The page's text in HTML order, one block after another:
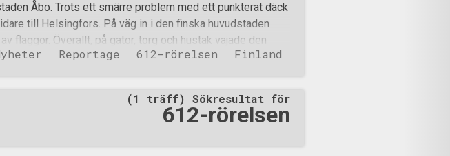
Åbo. Trots ett smärre problem med ett punkterat däck
till Helsingfors. På väg in i den finska huvudstaden
flaggor. Överallt, på gator, torg och hustak vajade den
i vinden och i fönsterna stod små ljus till minne av de som
den dekadenta homolobbyn förpestar staden varje sommar.
några gånger lyckades vi till slut hitta samlingsplatsen för
Reportage 612-rörelsen Finland
(1 träff) Sökresultat för
612-rörelsen